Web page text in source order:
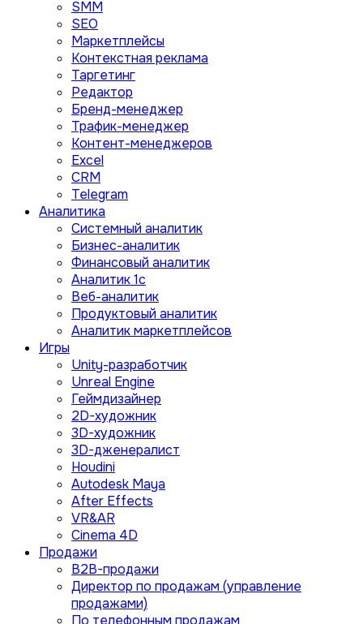
SMM
SEO
Маркетплейсы
Контекстная реклама
Таргетинг
Редактор
Бренд-менеджер
Трафик-менеджер
Контент-менеджеров
Excel
CRM
Telegram
Аналитика
Системный аналитик
Бизнес-аналитик
Финансовый аналитик
Aналитик 1с
Веб-аналитик
Продуктовый аналитик
Аналитик маркетплейсов
Игры
Unity-разработчик
Unreal Engine
Геймдизайнер
2D-художник
3D-художник
3D-дженералист
Houdini
Autodesk Maya
After Effects
VR&AR
Cinema 4D
Продажи
B2B-продажи
Директор по продажам (управление
продажами)
По телефонным продажам